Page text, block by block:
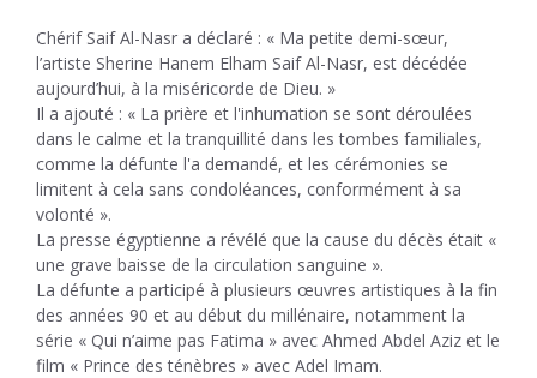
Chérif Saif Al-Nasr a déclaré : « Ma petite demi-sœur,
l’artiste Sherine Hanem Elham Saif Al-Nasr, est décédée
aujourd’hui, à la miséricorde de Dieu. »
Il a ajouté : « La prière et l'inhumation se sont déroulées
dans le calme et la tranquillité dans les tombes familiales,
comme la défunte l'a demandé, et les cérémonies se
limitent à cela sans condoléances, conformément à sa
volonté ».
La presse égyptienne a révélé que la cause du décès était «
une grave baisse de la circulation sanguine ».
La défunte a participé à plusieurs œuvres artistiques à la fin
des années 90 et au début du millénaire, notamment la
série « Qui n’aime pas Fatima » avec Ahmed Abdel Aziz et le
film « Prince des ténèbres » avec Adel Imam.